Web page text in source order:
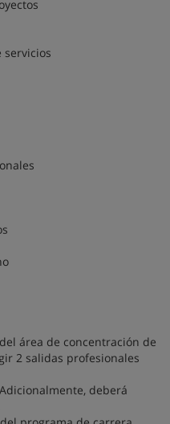
servicios
área de concentración de
2 salidas profesionales
deberá